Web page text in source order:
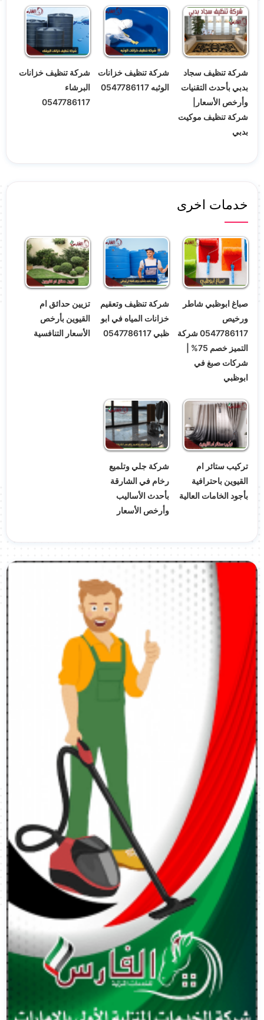
شركة تنظيف سجاد
بدبي بأحدث التقنيات
وأرخص الأسعار|
شركة تنظيف موكيت
بدبي
شركة تنظيف خزانات
الوثبه 0547786117
شركة تنظيف خزانات
البرشاء
0547786117
خدمات اخرى
صباغ ابوظبي شاطر
ورخيص
0547786117 شركة
التميز خصم 75% |
شركات صبغ في
ابوظبي
شركة تنظيف وتعقيم
خزانات المياه في ابو
ظبي 0547786117
تزيين حدائق ام
القيوين بأرخص
الأسعار التنافسية
تركيب ستائر ام
القيوين باحترافية
بأجود الخامات العالية
شركة جلي وتلميع
رخام في الشارقة
بأحدث الأساليب
وأرخص الأسعار